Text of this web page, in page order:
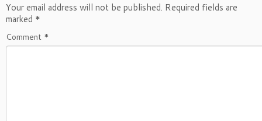
Your email address will not be published. Required fields are
marked *
Comment *